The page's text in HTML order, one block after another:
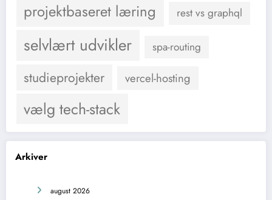
projektbaseret læring rest vs graphql
selvlært udvikler spa-routing
studieprojekter vercel-hosting
vælg tech-stack
Arkiver
august 2026